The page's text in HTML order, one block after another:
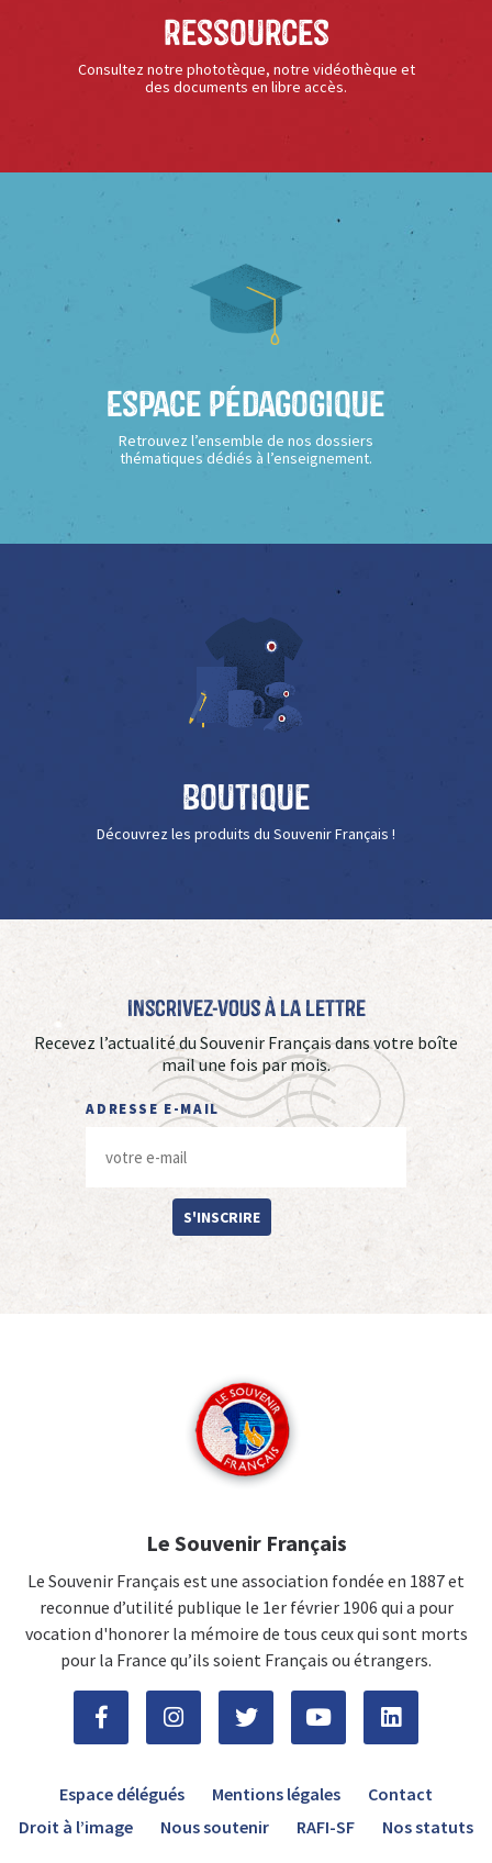
Ressources
Consultez notre phototèque, notre vidéothèque et
des documents en libre accès.
Espace Pédagogique
Retrouvez l’ensemble de nos dossiers
thématiques dédiés à l’enseignement.
Boutique
Découvrez les produits du Souvenir Français !
Inscrivez-vous à La Lettre
Recevez l’actualité du Souvenir Français dans votre boîte
mail une fois par mois.
ADRESSE E-MAIL
S'INSCRIRE
Le Souvenir Français
Le Souvenir Français est une association fondée en 1887 et
reconnue d’utilité publique le 1er février 1906 qui a pour
vocation d'honorer la mémoire de tous ceux qui sont morts
pour la France qu’ils soient Français ou étrangers.
Espace délégués Mentions légales
Contact
Droit à l’image
Nous soutenir RAFI-SF Nos statuts